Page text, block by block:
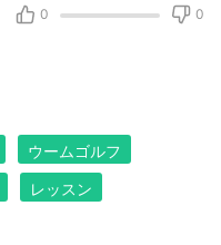
0 0
ウームゴルフ
レッスン